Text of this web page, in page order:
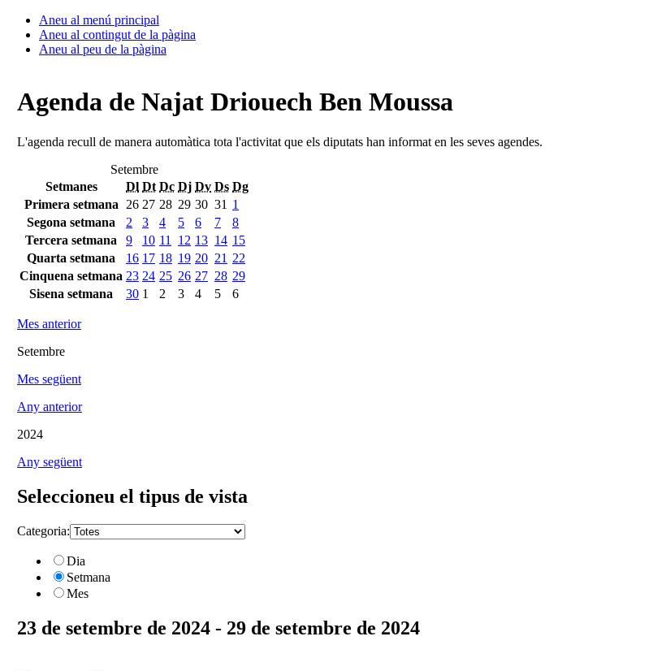
Aneu al menú principal
Aneu al contingut de la pàgina
Aneu al peu de la pàgina
Agenda de Najat Driouech Ben Moussa
L'agenda recull de manera automàtica tota l'activitat que els diputats han informat en les seves agendes.
Setembre
Setmanes
Dl Dt Dc Dj Dv Ds Dg
Primera setmana
26 27 28 29 30 31 1
Segona setmana
2 3 4 5 6 7
8
Tercera setmana
9 10 11 12 13 14 15
Quarta setmana
16 17 18 19 20 21 22
Cinquena setmana 23 24 25 26 27 28 29
Sisena setmana
30 1 2 3 4 5 6
Mes anterior
Setembre
Mes següent
Any anterior
2024
Any següent
Seleccioneu el tipus de vista
Categoria:
Dia
Setmana
Mes
23 de setembre de 2024 - 29 de setembre de 2024